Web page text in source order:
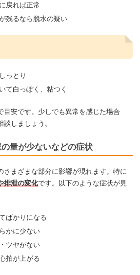
戻れば正常
残るなら脱水の疑い
っとり
て白っぽく、粘つく
目安です。少しでも異常を感じた場合
しましょう。
量が少ないなどの症状
さまざまな部分に影響が現れます。特に
排泄の変化です。以下のような症状が見
ばかりになる
かに少ない
ツヤがない
拍が上がる